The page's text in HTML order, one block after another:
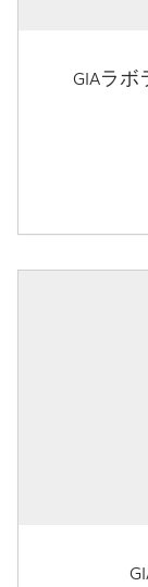
GIAラ